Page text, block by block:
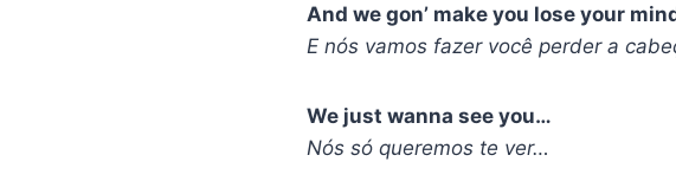
And we gon’ make you lose your
E nós vamos fazer você perder a
We just wanna see you…
Nós só queremos te ver…